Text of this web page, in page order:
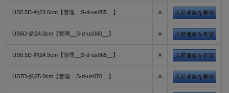
US5.5D-約23.5cm【管理__S-d-us055__】 × 入荷連絡を希望
US6D-約24.0cm【管理__S-d-us060__】 × 入荷連絡を希望
US6.5D-約24.5cm【管理__S-d-us065__】 × 入荷連絡を希望
US7D-約25.0cm【管理__S-d-us070__】 × 入荷連絡を希望